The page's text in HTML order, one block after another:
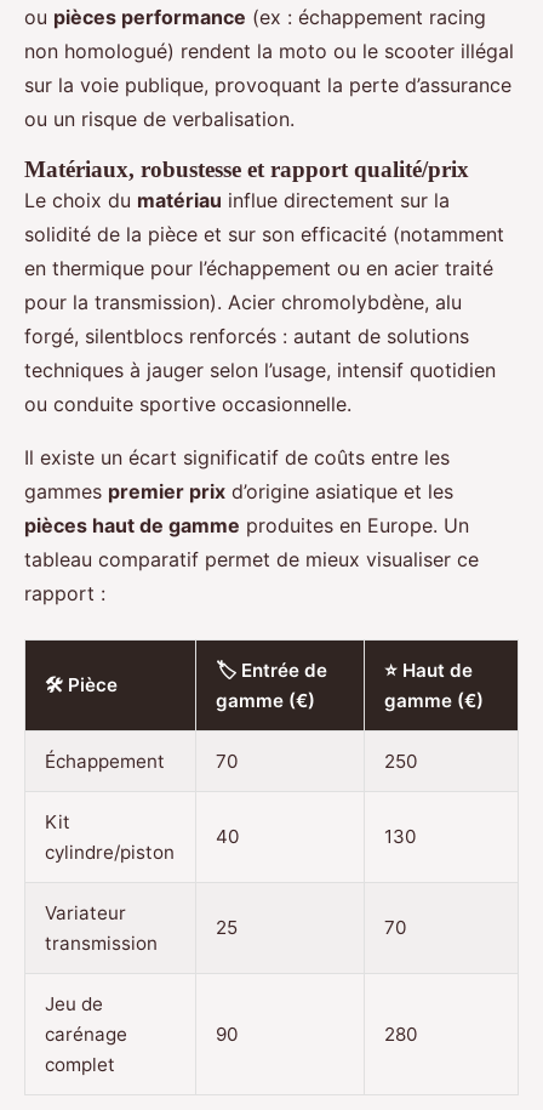
ou pièces performance (ex : échappement racing
non homologué) rendent la moto ou le scooter illégal
sur la voie publique, provoquant la perte d’assurance
ou un risque de verbalisation.
Matériaux, robustesse et rapport qualité/prix
Le choix du matériau influe directement sur la
solidité de la pièce et sur son efficacité (notamment
en thermique pour l’échappement ou en acier traité
pour la transmission). Acier chromolybdène, alu
forgé, silentblocs renforcés : autant de solutions
techniques à jauger selon l’usage, intensif quotidien
ou conduite sportive occasionnelle.
Il existe un écart significatif de coûts entre les
gammes premier prix d’origine asiatique et les
pièces haut de gamme produites en Europe. Un
tableau comparatif permet de mieux visualiser ce
rapport :
🛠️ Pièce
🏷️ Entrée de
gamme (€)
⭐ Haut de
gamme (€)
Échappement 70 250
Kit
cylindre/piston
40 130
Variateur
transmission
25 70
Jeu de
carénage
complet
90 280